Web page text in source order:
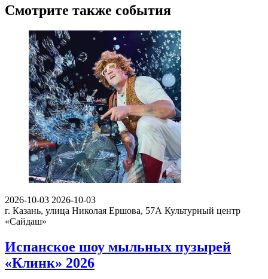
Смотрите также события
2026-10-03 2026-10-03
г. Казань, улица Николая Ершова, 57А Культурный центр
«Сайдаш»
Испанское шоу мыльных пузырей
«Клинк» 2026